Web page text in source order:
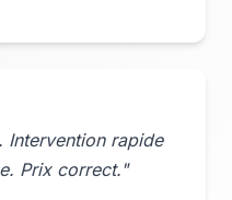
Intervention rapide
. Prix correct."